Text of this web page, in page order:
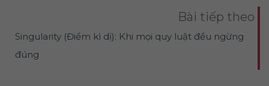
Bài tiếp theo
Singularity (Điểm kì dị): Khi mọi quy luật đều ngừng
đúng